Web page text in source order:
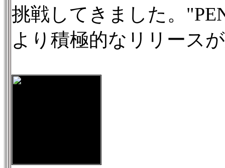
挑戦してきました。
より積極的なリリース